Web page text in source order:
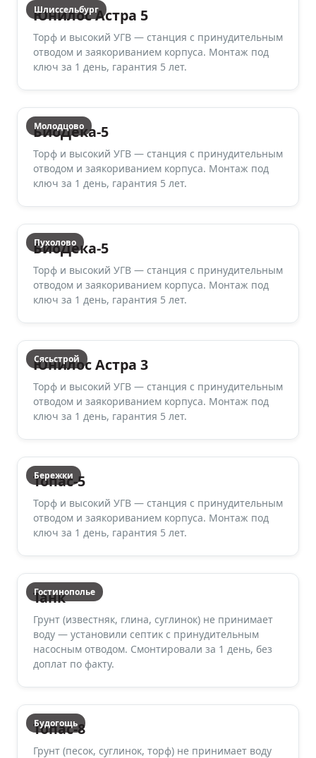
Шлиссельбург
Юнилос Астра 5
Торф и высокий УГВ — станция с принудительным
отводом и заякориванием корпуса. Монтаж под
ключ за 1 день, гарантия 5 лет.
Молодцово
БиоДека-5
Торф и высокий УГВ — станция с принудительным
отводом и заякориванием корпуса. Монтаж под
ключ за 1 день, гарантия 5 лет.
Пухолово
БиоДека-5
Торф и высокий УГВ — станция с принудительным
отводом и заякориванием корпуса. Монтаж под
ключ за 1 день, гарантия 5 лет.
Сясьстрой
Юнилос Астра 3
Торф и высокий УГВ — станция с принудительным
отводом и заякориванием корпуса. Монтаж под
ключ за 1 день, гарантия 5 лет.
Бережки
Топас-5
Торф и высокий УГВ — станция с принудительным
отводом и заякориванием корпуса. Монтаж под
ключ за 1 день, гарантия 5 лет.
Гостинополье
Танк
Грунт (известняк, глина, суглинок) не принимает
воду — установили септик с принудительным
насосным отводом. Смонтировали за 1 день, без
доплат по факту.
Будогощь
Топас-8
Грунт (песок, суглинок, торф) не принимает воду